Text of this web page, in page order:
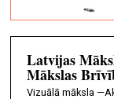
Latvijas
Mākslas
vizuālā māksla —